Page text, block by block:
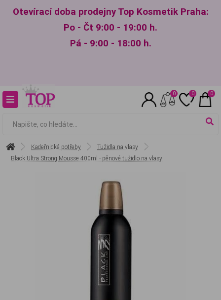
Otevírací doba prodejny Top Kosmetik Praha:
Po - Čt 9:00 - 19:00 h.
Pá - 9:00 - 18:00 h.
0 0 0
Kadeřnické potřeby
Tužidla na vlasy
Black Ultra Strong Mousse 400ml - pěnové tužidlo na vlasy